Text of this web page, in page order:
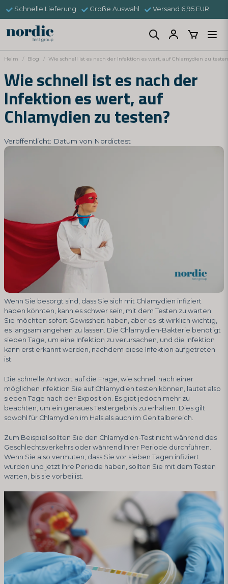
Schnelle Lieferung Große Auswahl Versand 6,95 EUR
Heim Blog Wie schnell ist es nach der Infektion es wert, auf Chlamydien zu
Wie schnell ist es nach der
Infektion es wert, auf
Chlamydien zu testen?
Veröffentlicht: Datum von Nordictest
Wenn Sie besorgt sind, dass Sie sich mit Chlamydien infiziert
haben könnten, kann es schwer sein, mit dem Testen zu warten.
Sie möchten sofort Gewissheit haben, aber es ist wirklich wichtig,
es langsam angehen zu lassen. Die Chlamydien-Bakterie benötigt
sieben Tage, um eine Infektion zu verursachen, und die Infektion
kann erst erkannt werden, nachdem diese Infektion aufgetreten
ist.
Die schnelle Antwort auf die Frage, wie schnell nach einer
möglichen Infektion Sie auf Chlamydien testen können, lautet also
sieben Tage nach der Exposition. Es gibt jedoch mehr zu
beachten, um ein genaues Testergebnis zu erhalten. Dies gilt
sowohl für Chlamydien im Hals als auch im Genitalbereich.
Zum Beispiel sollten Sie den Chlamydien-Test nicht während des
Geschlechtsverkehrs oder während Ihrer Periode durchführen.
Wenn Sie also vermuten, dass Sie vor sieben Tagen infiziert
wurden und jetzt Ihre Periode haben, sollten Sie mit dem Testen
warten, bis sie vorbei ist.